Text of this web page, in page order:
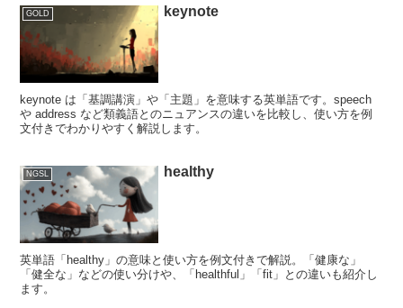
GOLD keynote
keynote は「基調講演」や「主題」を意味する英単語です。speech
や address など類義語とのニュアンスの違いを比較し、使い方を例
文付きでわかりやすく解説します。
NGSL healthy
英単語「healthy」の意味と使い方を例文付きで解説。「健康な」
「健全な」などの使い分けや、「healthful」「fit」との違いも紹介し
ます。